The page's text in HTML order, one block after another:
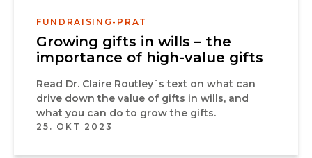
FUNDRAISING-PRAT
Growing gifts in wills – the
importance of high-value gifts
Read Dr. Claire Routley`s text on what can
drive down the value of gifts in wills, and
what you can do to grow the gifts.
25. OKT 2023